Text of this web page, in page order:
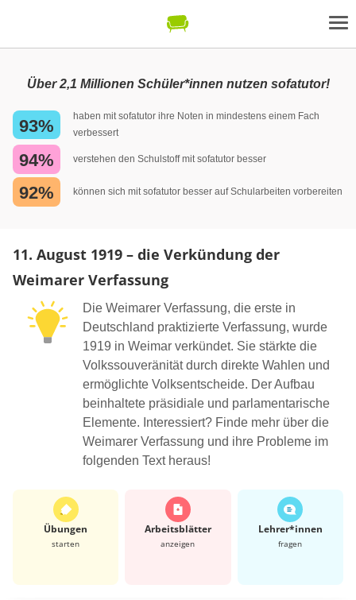
Über 2,1 Millionen Schüler*innen nutzen sofatutor!
93%
haben mit sofatutor ihre Noten in mindestens einem Fach
verbessert
94% verstehen den Schulstoff mit sofatutor besser
92% können sich mit sofatutor besser auf Schularbeiten vorbereiten
11. August 1919 – die Verkündung der
Weimarer Verfassung
Die Weimarer Verfassung, die erste in
Deutschland praktizierte Verfassung, wurde
1919 in Weimar verkündet. Sie stärkte die
Volkssouveränität durch direkte Wahlen und
ermöglichte Volksentscheide. Der Aufbau
beinhaltete präsidiale und parlamentarische
Elemente. Interessiert? Finde mehr über die
Weimarer Verfassung und ihre Probleme im
folgenden Text heraus!
Übungen
starten
Arbeits­blätter
anzeigen
Lehrer*​innen
fragen